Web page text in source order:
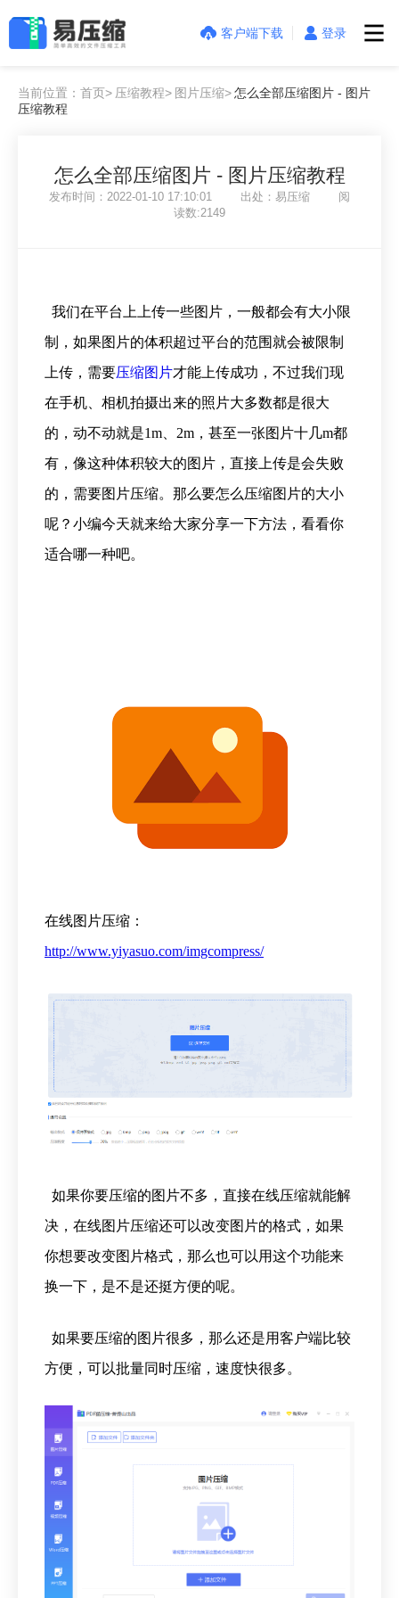
客户端下载 登录
当前位置：首页> 压缩教程> 图片压缩>怎么全部压缩图片 - 图片
压缩教程
怎么全部压缩图片 - 图片压缩教程
发布时间：2022-01-10 17:10:01 出处：易压缩 阅
读数:2149
我们在平台上上传一些图片，一般都会有大小限
制，如果图片的体积超过平台的范围就会被限制
上传，需要压缩图片才能上传成功，不过我们现
在手机、相机拍摄出来的照片大多数都是很大
的，动不动就是1m、2m，甚至一张图片十几m都
有，像这种体积较大的图片，直接上传是会失败
的，需要图片压缩。那么要怎么压缩图片的大小
呢？小编今天就来给大家分享一下方法，看看你
适合哪一种吧。
在线图片压缩：
http://www.yiyasuo.com/imgcompress/
如果你要压缩的图片不多， 直接在线压缩就能解
决，在线图片压缩还可以改变图片的格式，如果
你想要改变图片格式，那么也可以用这个功能来
换一下，是不是还挺方便的呢。
如果要压缩的图片很多，那么还是用客户端比较
方便，可以批量同时压缩，速度快很多。